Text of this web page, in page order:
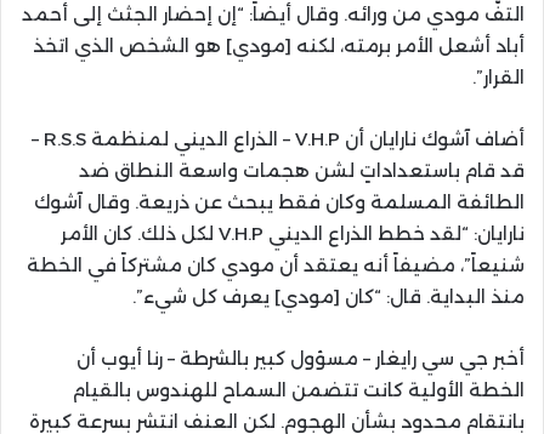
التفَّ مودي من ورائه. وقال أيضاً: “إن إحضار الجثث إلى أحمد
أباد أشعل الأمر برمته، لكنه [مودي] هو الشخص الذي اتخذ
القرار”.
أضاف آشوك نارايان أن V.H.P – الذراع الديني لمنظمة R.S.S –
قد قام باستعداداتٍ لشن هجمات واسعة النطاق ضد
الطائفة المسلمة وكان فقط يبحث عن ذريعة. وقال آشوك
نارايان: “لقد خطط الذراع الديني V.H.P لكل ذلك. كان الأمر
شنيعاً”، مضيفاً أنه يعتقد أن مودي كان مشتركاً في الخطة
منذ البداية. قال: “كان [مودي] يعرف كل شيء”.
أخبر جي سي رايغار – مسؤول كبير بالشرطة – رنا أيوب أن
الخطة الأولية كانت تتضمن السماح للهندوس بالقيام
بانتقام محدود بشأن الهجوم. لكن العنف انتشر بسرعة كبيرة